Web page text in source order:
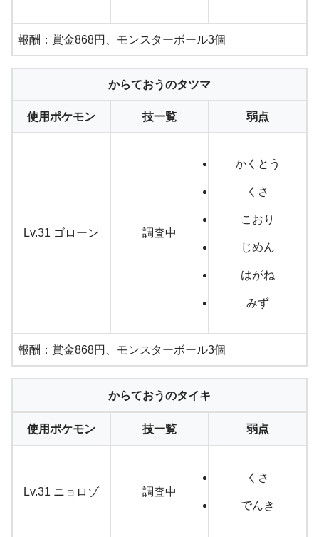
報酬：賞金868円、モンスターボール3個
からておうのタツマ
使用ポケモン 技一覧 弱点
Lv.31 ゴローン 調査中
かくとう
くさ
こおり
じめん
はがね
みず
報酬：賞金868円、モンスターボール3個
からておうのタイキ
使用ポケモン 技一覧 弱点
Lv.31 ニョロゾ 調査中
くさ
でんき